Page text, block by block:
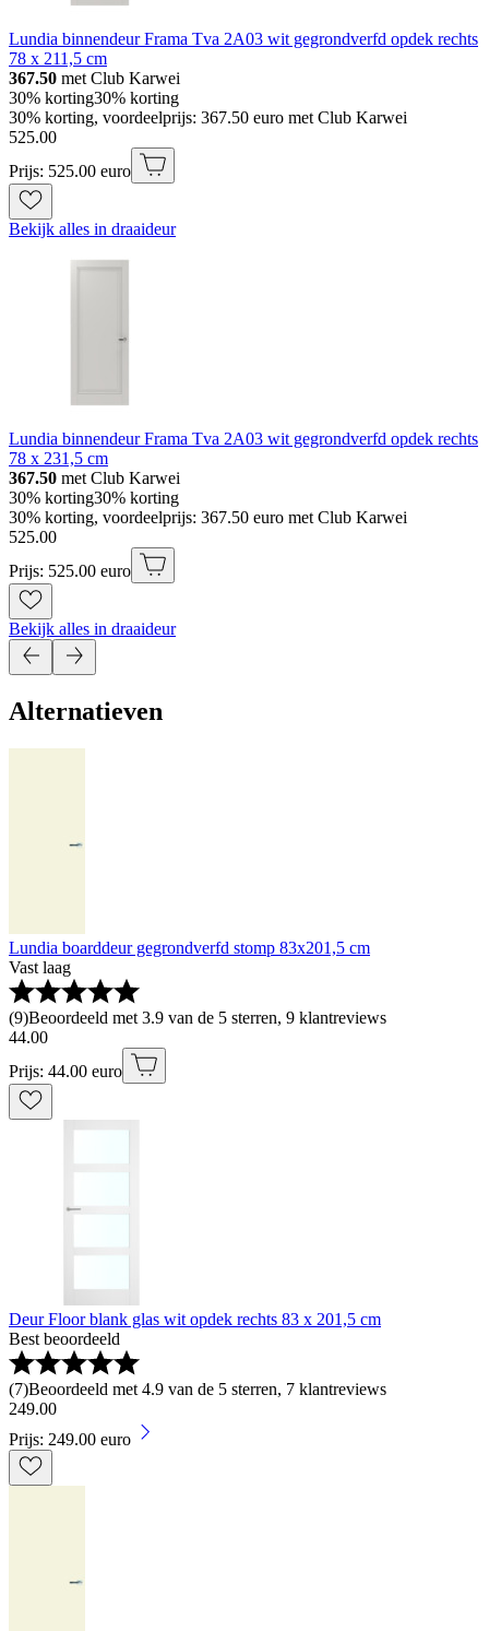
Lundia binnendeur Frama Tva 2A03 wit gegrondverfd opdek rechts
78 x 211,5 cm
367.50 met Club Karwei
30% korting30% korting
30% korting, voordeelprijs: 367.50 euro met Club Karwei
525.00
Prijs: 525.00 euro
Bekijk alles in draaideur
Lundia binnendeur Frama Tva 2A03 wit gegrondverfd opdek rechts
78 x 231,5 cm
367.50 met Club Karwei
30% korting30% korting
30% korting, voordeelprijs: 367.50 euro met Club Karwei
525.00
Prijs: 525.00 euro
Bekijk alles in draaideur
Alternatieven
Lundia boarddeur gegrondverfd stomp 83x201,5 cm
Vast laag
(9)Beoordeeld met 3.9 van de 5 sterren, 9 klantreviews
44.00
Prijs: 44.00 euro
Deur Floor blank glas wit opdek rechts 83 x 201,5 cm
Best beoordeeld
(7)Beoordeeld met 4.9 van de 5 sterren, 7 klantreviews
249.00
Prijs: 249.00 euro